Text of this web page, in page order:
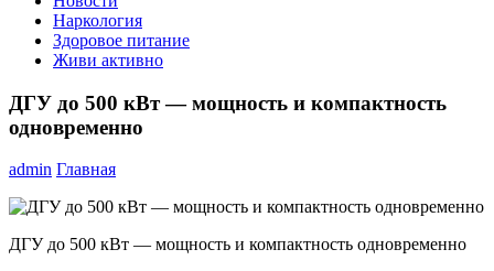
Наркология
Здоровое питание
Живи активно
ДГУ до 500 кВт — мощность и компактность
одновременно
admin Главная
ДГУ до 500 кВт — мощность и компактность одновременно